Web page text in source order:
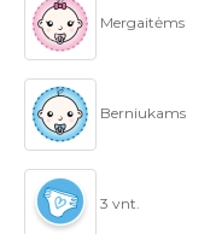
Mergaitėms
Berniukams
3 vnt.